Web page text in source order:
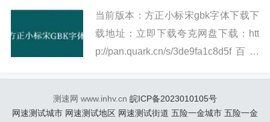
当前版本：方正小标宋gbk字体下载下
载地址：立即下载夸克网盘下载：htt
p://pan.quark.cn/s/3de9fa1c8d5f百度
测速网 www.inhv.cn 皖ICP备2023010105号
网速测试城市 网速测试地区 网速测试街道 五险一金城市 五险一金